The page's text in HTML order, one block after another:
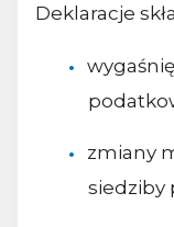
Deklaracje
zmiany
siedziby